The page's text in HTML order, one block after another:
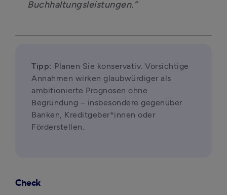
Buchhaltungsleistungen.“
Tipp: Planen Sie konservativ. Vorsichtige
Annahmen wirken glaubwürdiger als
ambitionierte Prognosen ohne
Begründung – insbesondere gegenüber
Banken, Kreditgeber*innen oder
Förderstellen.
Check